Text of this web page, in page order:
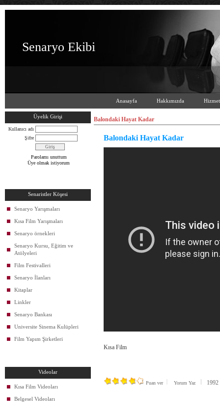
Senaryo Ekibi
Anasayfa Hakkımızda
Üyelik Girişi
Kullanıcı adı
Şifre
Parolamı unuttum
Üye olmak istiyorum
Senaristler Köşesi
Senaryo Yarışmaları
Kısa Film Yarışmaları
Senaryo örnekleri
Senaryo Kursu, Eğitim ve
Atölyeleri
Film Festivalleri
Senaryo İlanları
Kitaplar
Linkler
Senaryo Bankası
Universite Sinema Kulüpleri
Film Yapım Şirketleri
Videolar
Kısa Film Videoları
Belgesel Videoları
Balondaki Hayat Kadar
Balondaki Hayat Kadar
Kısa Film
Puan ver Yorum Yaz